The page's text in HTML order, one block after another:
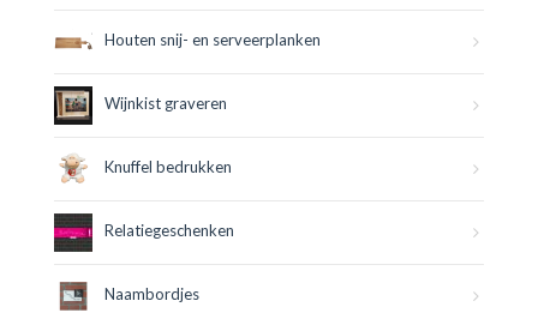
Houten snij- en serveerplanken
Wijnkist graveren
Knuffel bedrukken
Relatiegeschenken
Naambordjes